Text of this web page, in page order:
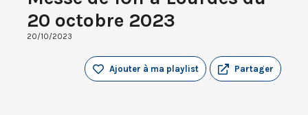
20 octobre 2023
20/10/2023
Partager
Ajouter à ma playlist